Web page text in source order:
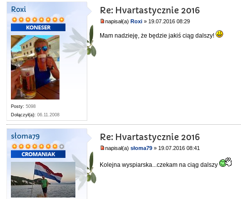
Roxi
Posty: 5098
Dołączył(a): 06.11.2008
Re: Hvartastycznie 2016
napisał(a) Roxi » 19.07.2016 08:29
Mam nadzieję, że będzie jakiś ciąg dalszy!
słoma79 Re: Hvartastycznie 2016
napisał(a)słoma79 » 19.07.2016 08:41
Kolejna wyspiarska...czekam na ciąg dalszy